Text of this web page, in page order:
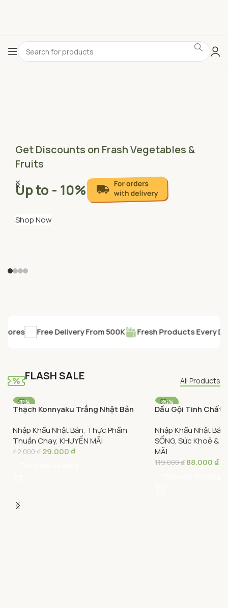
Get Discounts on Frash Vegetables &
Fruits
Up to - 10%
Shop Now
Energy Drinks
GET DISCOUNT -15% ON
Plant Nuggets
Free Delivery From 500K Fresh Products Every Day
FLASH SALE All Products
-31%
Thạch Konnyaku Trắng Nhật Bản
Daily Foods Konnyaku Block White
Nhập Khẩu Nhật Bản, Thực Phẩm
Thuần Chay, KHUYẾN MÃI
42.000₫ 29.000₫
-26%
Dầu Gội Tinh Chất
Biorica 400ml –
Shampoo
Nhập Khẩu Nhật Bản
SỐNG, Sức Khoẻ &
MÃI
119.000₫ 88.000₫